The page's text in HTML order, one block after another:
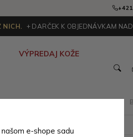
NICH. + DARČEK K OBJEDNÁVKAM
VÝPREDAJ KOŽE
e-shope sadu